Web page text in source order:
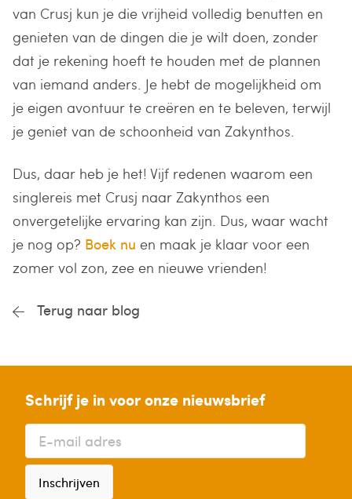
van Crusj kun je die vrijheid volledig benutten en
genieten van de dingen die je wilt doen, zonder
dat je rekening hoeft te houden met de plannen
van iemand anders. Je hebt de mogelijkheid om
je eigen avontuur te creëren en te beleven, terwijl
je geniet van de schoonheid van Zakynthos.
Dus, daar heb je het! Vijf redenen waarom een
singlereis met Crusj naar Zakynthos een
onvergetelijke ervaring kan zijn. Dus, waar wacht
je nog op? Boek nu en maak je klaar voor een
zomer vol zon, zee en nieuwe vrienden!
Terug naar blog
Schrijf je in voor onze nieuwsbrief
Inschrijven